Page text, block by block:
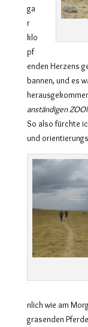
ga
r
klo
pf
enden Herzens
bannen, und es
anständigen
So also fürchte
und
nlich wie am
grasenden